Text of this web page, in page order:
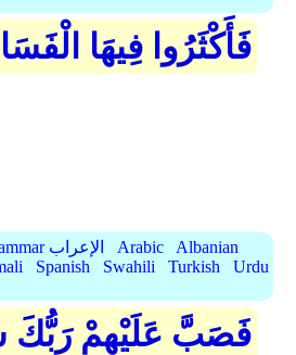
فَأَكْثَرُوا فِيهَا
Grammar الإعراب Arabic
Albanian
Spanish Swahili Turkish
Urdu
فَصَبَّ عَلَيْهِمْ